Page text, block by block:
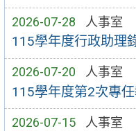
2026-07-28 人事室
115學年度行政助理
2026-07-20 人事室
115學年度第2次專
2026-07-15 人事室